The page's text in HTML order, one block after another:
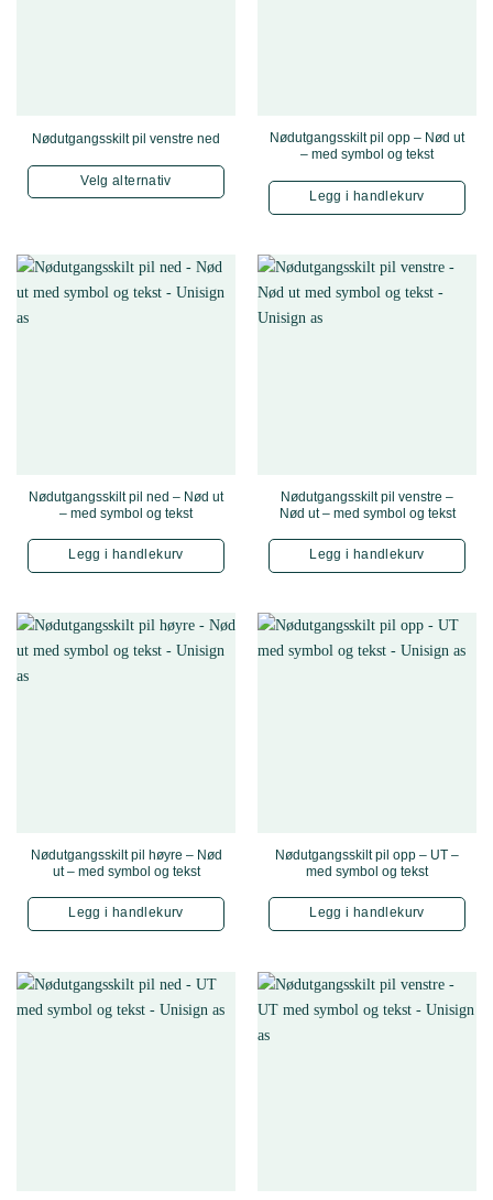
Nødutgangsskilt pil venstre ned
Velg alternativ
Dette produktet har flere varianter. Alternativene kan velges
Nødutgangsskilt pil opp – Nød ut
– med symbol og tekst
Legg i handlekurv
Nødutgangsskilt pil ned – Nød ut
– med symbol og tekst
Legg i handlekurv
Nødutgangsskilt pil venstre –
Nød ut – med symbol og tekst
Legg i handlekurv
Nødutgangsskilt pil høyre – Nød
ut – med symbol og tekst
Legg i handlekurv
Nødutgangsskilt pil opp – UT –
med symbol og tekst
Legg i handlekurv